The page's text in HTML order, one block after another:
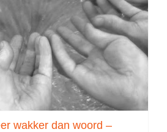
wakker dan woord –